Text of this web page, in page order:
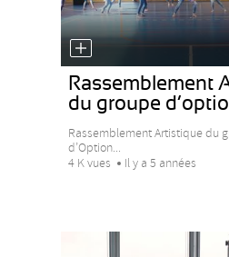
Rassemblement
du groupe
Rassemblement Artistique du
d’Option...
4 K vues
Il y a 5 années